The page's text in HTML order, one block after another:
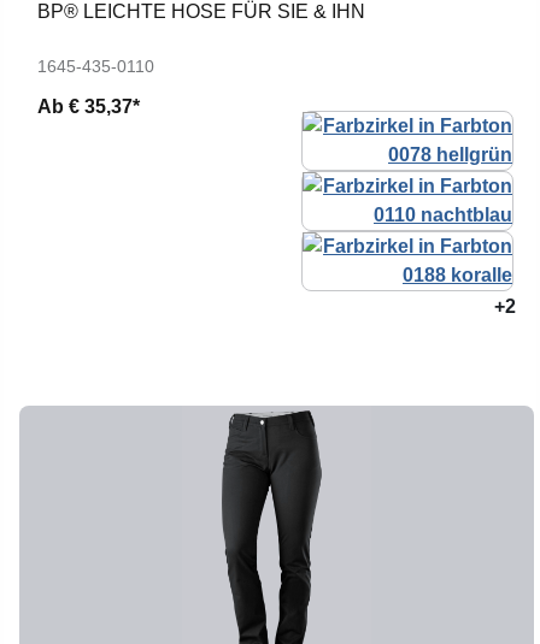
BP® LEICHTE HOSE FÜR SIE & IHN
1645-435-0110
Ab € 35,37*
+2